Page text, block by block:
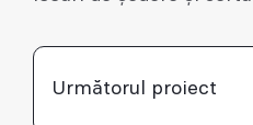
Următorul proiect